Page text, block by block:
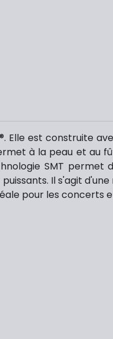
Elle est construite
à la peau et au
SMT
Il s'agit
pour les concerts